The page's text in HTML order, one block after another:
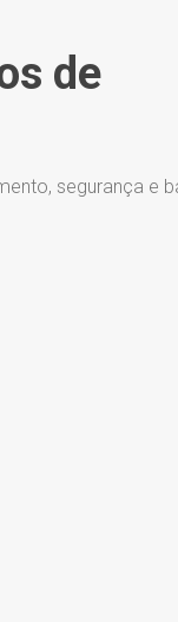
de
segurança e